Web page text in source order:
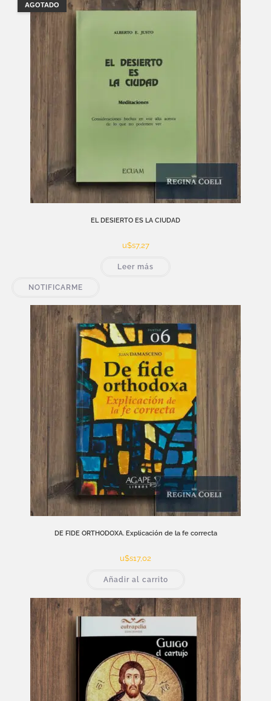
AGOTADO
EL DESIERTO ES LA CIUDAD
u$s7,27
Leer más
NOTIFICARME
DE FIDE ORTHODOXA. Explicación de la fe correcta
u$s17,02
Añadir al carrito